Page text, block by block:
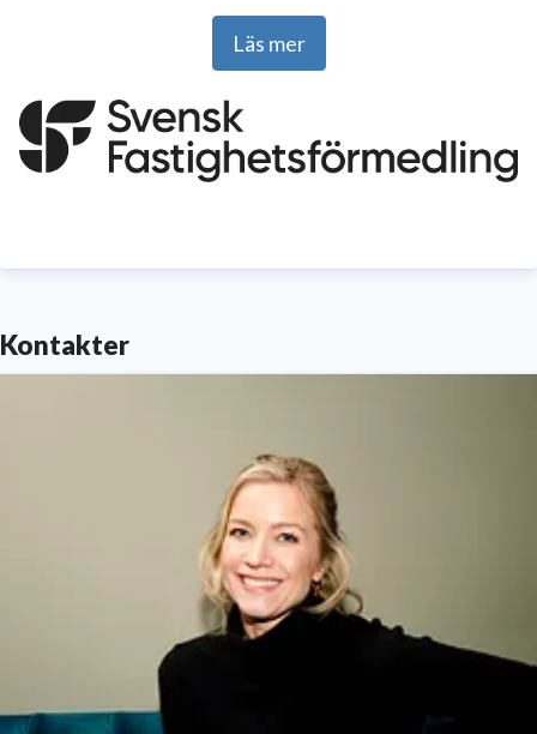
framtiden. Under 85 år har vi skapat nya erbjudanden
och utvecklat mäklarbranschen. 2024 förmedlade
Koncernen består idag av Svensk
Fastighetsförmedling och Ordna Bolån.
Läs mer
Kontakter